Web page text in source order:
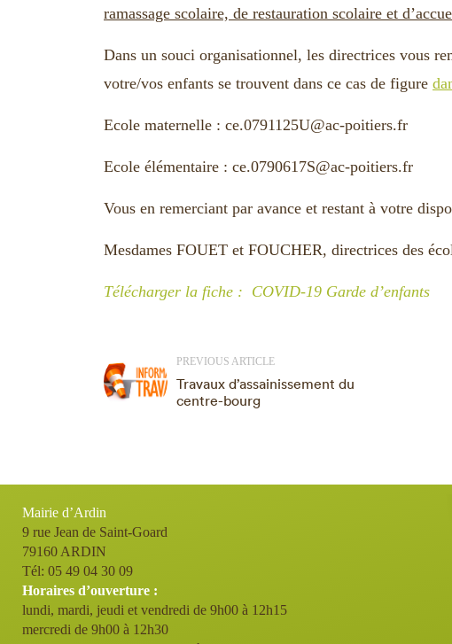
ramassage scolaire, de restauration scolaire et
Dans un souci organisationnel, les directrices vous
votre/vos enfants se trouvent dans ce cas de figure
Ecole maternelle : ce.0791125U@ac-poitiers.fr
Ecole élémentaire : ce.0790617S@ac-poitiers.fr
Vous en remerciant par avance et restant à votre
Mesdames FOUET et FOUCHER, directrices des
Télécharger la fiche : COVID-19 Garde d’enfants
PREVIOUS ARTICLE
Travaux d’assainissement du
centre-bourg
Mairie d’Ardin
9 rue Jean de Saint-Goard
79160 ARDIN
Tél: 05 49 04 30 09
Horaires d’ouverture :
lundi, mardi, jeudi et vendredi de 9h00 à 12h15
mercredi de 9h00 à 12h30